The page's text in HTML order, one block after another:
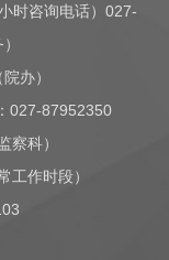
时咨询电话）027-
办）
027-87952350
察科）
工作时段）